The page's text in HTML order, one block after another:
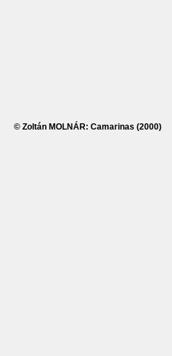
© Zoltán MOLNÁR: Camarinas (2000)